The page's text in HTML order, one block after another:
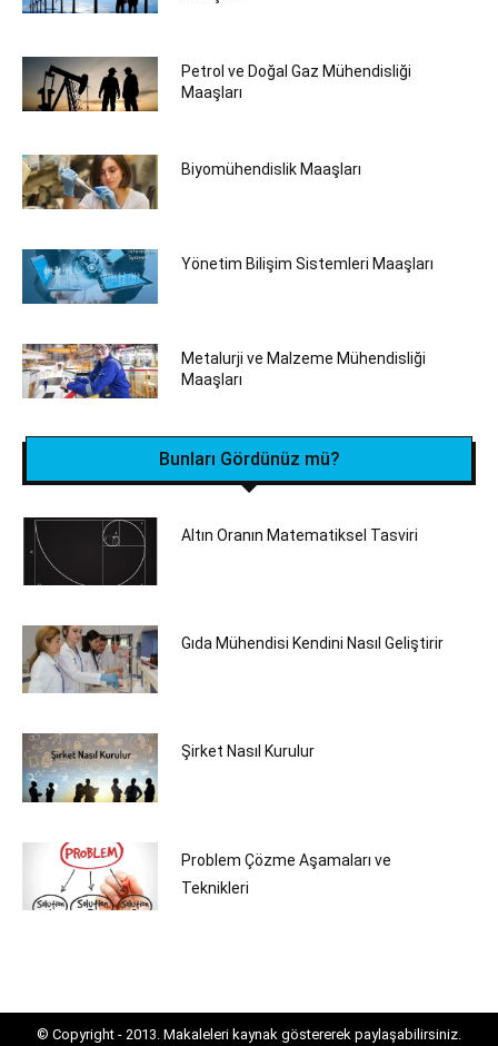
Petrol ve Doğal Gaz Mühendisliği
Maaşları
Biyomühendislik Maaşları
Yönetim Bilişim Sistemleri Maaşları
Metalurji ve Malzeme Mühendisliği
Maaşları
Bunları Gördünüz mü?
Altın Oranın Matematiksel Tasviri
Gıda Mühendisi Kendini Nasıl Geliştirir
Şirket Nasıl Kurulur
Problem Çözme Aşamaları ve
Teknikleri
© Copyright - 2013. Makaleleri kaynak göstererek paylaşabilirsiniz.